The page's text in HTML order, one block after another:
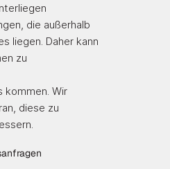
die außerhalb
liegen. Daher kann
zu
kommen. Wir
diese zu